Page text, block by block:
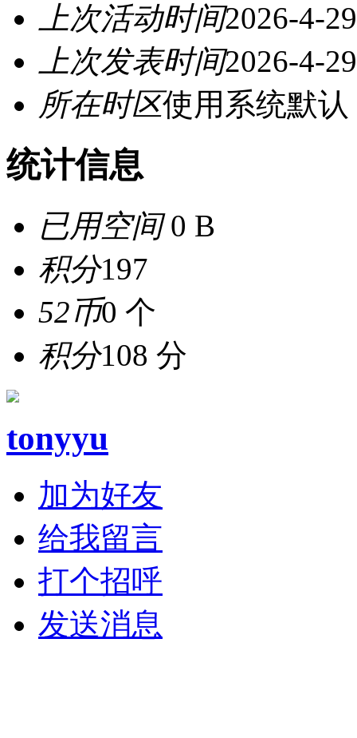
上次活动时间2026-4-
上次发表时间2026-4-
所在时区使用系统默认
统计信息
已用空间0 B
积分197
52币0 个
积分108 分
tonyyu
加为好友
给我留言
打个招呼
发送消息